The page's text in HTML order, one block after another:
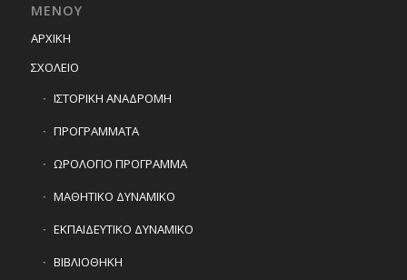
ΜΕΝΟΥ
ΑΡΧΙΚΗ
ΣΧΟΛΕΙΟ
ΙΣΤΟΡΙΚΗ ΑΝΑΔΡΟΜΗ
ΠΡΟΓΡΑΜΜΑΤΑ
ΩΡΟΛΟΓΙΟ ΠΡΟΓΡΑΜΜΑ
ΜΑΘΗΤΙΚΟ ΔΥΝΑΜΙΚΟ
ΕΚΠΑΙΔΕΥΤΙΚΟ ΔΥΝΑΜΙΚΟ
ΒΙΒΛΙΟΘΗΚΗ